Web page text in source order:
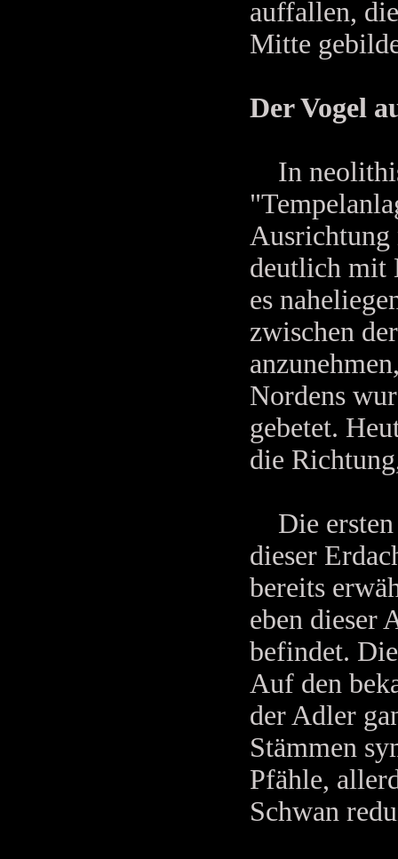
auffallen,
Mitte
Der Vogel
In
Ausrichtung
deutlich mit
es
zwischen
Nordens
gebetet.
die
Die ersten
dieser
bereits
eben dieser
befindet.
Auf den
der Adler
Stämmen
Pfähle,
Schwan